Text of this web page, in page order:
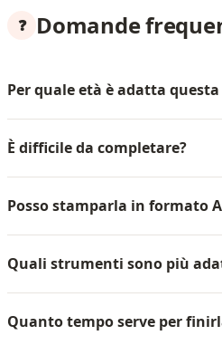
Domande
Per quale età è adatta
È difficile da completare?
Posso stamparla in formato
Quali strumenti sono più
Quanto tempo serve per